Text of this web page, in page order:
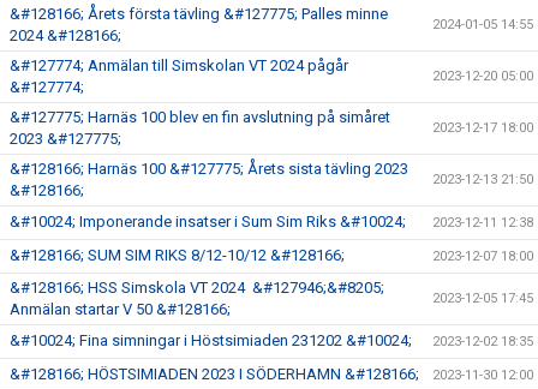
&#128166; Årets första tävling &#127775; Palles minne
2024 &#128166;
2024-01-05 14:55
&#127774; Anmälan till Simskolan VT 2024 pågår
&#127774;
2023-12-20 05:00
&#127775; Harnäs 100 blev en fin avslutning på simåret
2023 &#127775;
2023-12-17 18:00
&#128166; Harnäs 100 &#127775; Årets sista tävling 2023
&#128166;
2023-12-13 21:50
&#10024; Imponerande insatser i Sum Sim Riks &#10024; 2023-12-11 12:38
&#128166; SUM SIM RIKS 8/12-10/12 &#128166; 2023-12-07 18:00
&#128166; HSS Simskola VT 2024 &#127946;&#8205;
Anmälan startar V 50 &#128166;
2023-12-05 17:45
&#10024; Fina simningar i Höstsimiaden 231202 &#10024; 2023-12-02 18:35
&#128166; HÖSTSIMIADEN 2023 I SÖDERHAMN &#128166; 2023-11-30 12:00